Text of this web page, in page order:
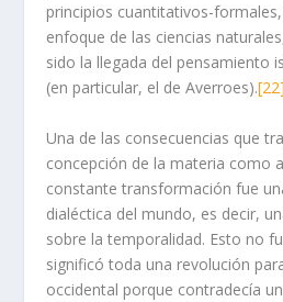
principios cuantitativos-
enfoque de las ciencias
sido la llegada del pensamiento
(en particular, el de Averroes).[22]
Una de las consecuencias que
concepción de la materia como
constante transformación fue
dialéctica del mundo, es decir,
sobre la temporalidad. Esto no
significó toda una revolución
occidental porque contradecía